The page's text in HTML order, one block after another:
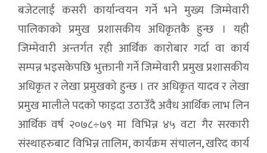
बजेटलाई कसरी कार्यान्वयन गर्ने भने मुख्य जिम्मेवारी
पालिकाको प्रमुख प्रशासकीय अधिकृतकै हुन्छ । यही
जिम्मेवारी अन्तर्गत रही आर्थिक कारोबार गर्दा वा कार्य
सम्पन्न भइसकेपछि भुक्तानी गर्ने जिम्मेवारी प्रमुख प्रशासकीय
अधिकृत र लेखा प्रमुखको हुन्छ । तर अधिकृत यादव र लेखा
प्रमुख मालीले पदको फाइदा उठाउँदै अवैध आर्थिक लाभ लिन
आर्थिक वर्ष २०७८÷७९ मा विभिन्न ४५ वटा गैर सरकारी
संस्थाहरुबाट विभिन्न तालिम, कार्यक्रम संचालन, खरिद कार्य